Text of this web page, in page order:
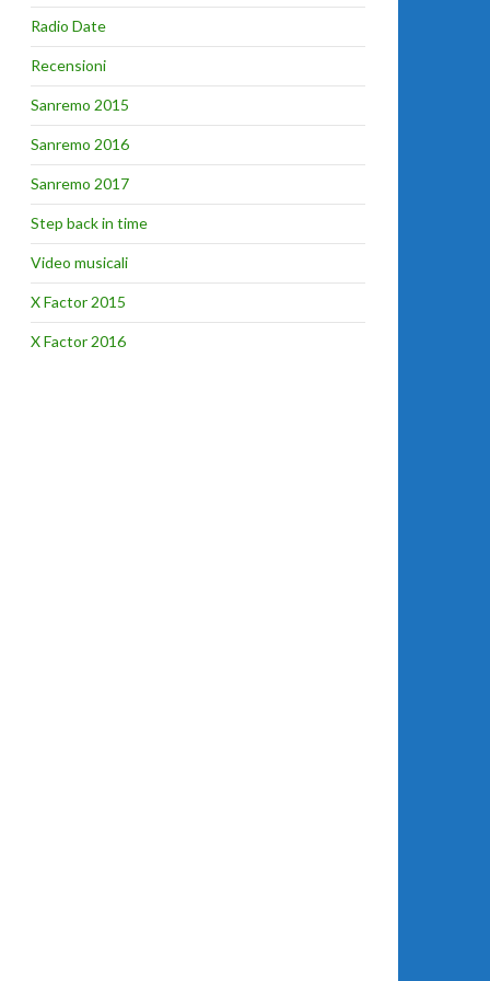
Radio Date
Recensioni
Sanremo 2015
Sanremo 2016
Sanremo 2017
Step back in time
Video musicali
X Factor 2015
X Factor 2016